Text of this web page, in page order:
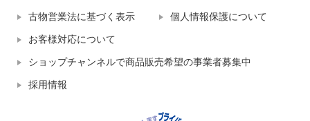
古物営業法に基づく表示 個人情報保護について
お客様対応について
ショップチャンネルで商品販売希望の事業者募集中
採用情報